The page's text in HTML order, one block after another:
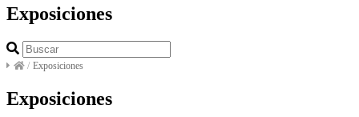
Exposiciones
/ Exposiciones
Exposiciones